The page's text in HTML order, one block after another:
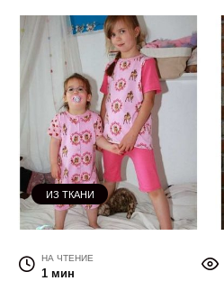
ИЗ ТКАНИ
НА ЧТЕНИЕ
1 мин